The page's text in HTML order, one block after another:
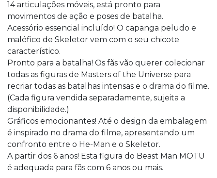
14 articulações móveis, está pronto para
movimentos de ação e poses de batalha.
​Acessório essencial incluído! O capanga peludo e
maléfico de Skeletor vem com o seu chicote
característico.
Pronto para a batalha! Os fãs vão querer colecionar
todas as figuras de Masters of the Universe para
recriar todas as batalhas intensas e o drama do filme.
(Cada figura vendida separadamente, sujeita a
disponibilidade.)
Gráficos emocionantes! Até o design da embalagem
é inspirado no drama do filme, apresentando um
confronto entre o He-Man e o Skeletor.
A partir dos 6 anos! Esta figura do Beast Man MOTU
é adequada para fãs com 6 anos ou mais.